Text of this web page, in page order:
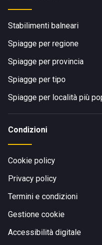
Stabilimenti balneari
Spiagge per regione
Spiagge per provincia
Spiagge per tipo
Spiagge per località più
Condizioni
Cookie policy
Privacy policy
Termini e condizioni
Gestione cookie
Accessibilità digitale